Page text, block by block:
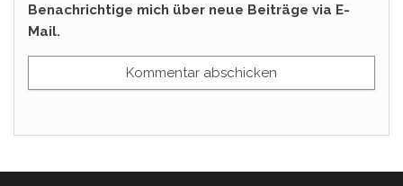
Benachrichtige mich über neue Beiträge via E-
Mail.